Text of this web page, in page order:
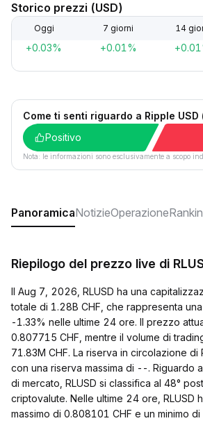
Storico prezzi (USD)
Oggi 7 giorni 14
+0.03% +0.01%
Come ti senti riguardo a Ripple USD
Positivo
Nota: le informazioni sono esclusivamente a scopo
PanoramicaNotizieOperazione
Riepilogo del prezzo live di
Il Aug 7, 2026, RLUSD ha una
totale di 1.28B CHF, che rappresenta
-1.33% nelle ultime 24 ore. Il prezzo
0.807715 CHF, mentre il volume di
71.83M CHF. La riserva in circolazione di
con una riserva massima di --. Riguardo
di mercato, RLUSD si classifica al 48°
criptovalute. Nelle ultime 24 ore, RLUSD
massimo di 0.808101 CHF e un minimo